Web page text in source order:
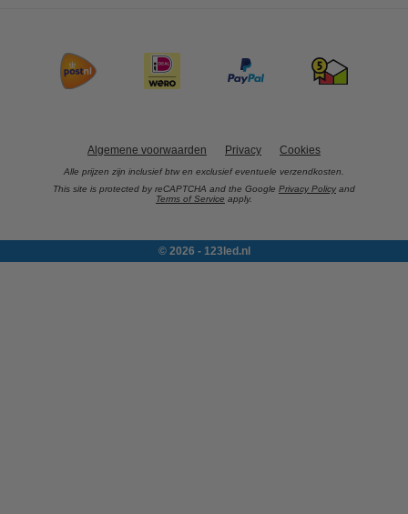
Algemene voorwaarden Privacy Cookies
Alle prijzen zijn inclusief btw en exclusief eventuele verzendkosten.
This site is protected by reCAPTCHA and the Google Privacy Policy and
Terms of Service apply.
© 2026 - 123led.nl